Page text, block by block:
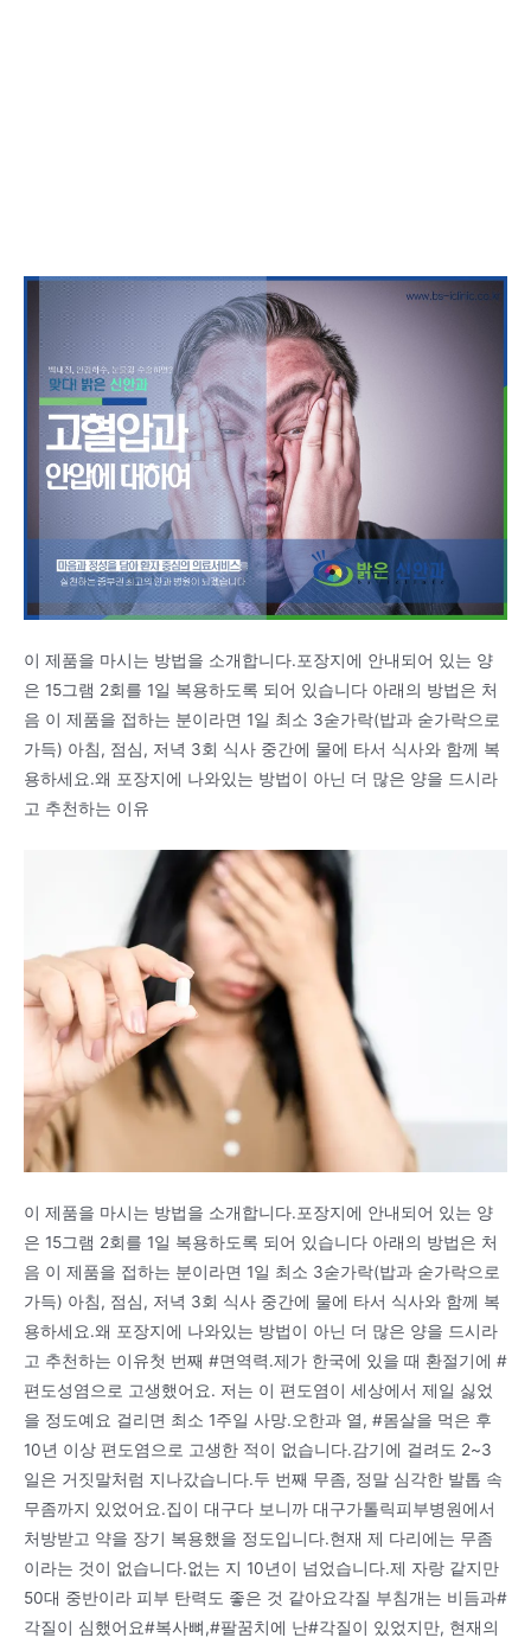
이 제품을 마시는 방법을 소개합니다.포장지에 안내되어 있는 양
은 15그램 2회를 1일 복용하도록 되어 있습니다 아래의 방법은 처
음 이 제품을 접하는 분이라면 1일 최소 3숟가락(밥과 숟가락으로
가득) 아침, 점심, 저녁 3회 식사 중간에 물에 타서 식사와 함께 복
용하세요.왜 포장지에 나와있는 방법이 아닌 더 많은 양을 드시라
고 추천하는 이유
이 제품을 마시는 방법을 소개합니다.포장지에 안내되어 있는 양
은 15그램 2회를 1일 복용하도록 되어 있습니다 아래의 방법은 처
음 이 제품을 접하는 분이라면 1일 최소 3숟가락(밥과 숟가락으로
가득) 아침, 점심, 저녁 3회 식사 중간에 물에 타서 식사와 함께 복
용하세요.왜 포장지에 나와있는 방법이 아닌 더 많은 양을 드시라
고 추천하는 이유첫 번째 #면역력.제가 한국에 있을 때 환절기에 #
편도성염으로 고생했어요. 저는 이 편도염이 세상에서 제일 싫었
을 정도예요 걸리면 최소 1주일 사망.오한과 열, #몸살을 먹은 후
10년 이상 편도염으로 고생한 적이 없습니다.감기에 걸려도 2~3
일은 거짓말처럼 지나갔습니다.두 번째 무좀, 정말 심각한 발톱 속
무좀까지 있었어요.집이 대구다 보니까 대구가톨릭피부병원에서
처방받고 약을 장기 복용했을 정도입니다.현재 제 다리에는 무좀
이라는 것이 없습니다.없는 지 10년이 넘었습니다.제 자랑 같지만
50대 중반이라 피부 탄력도 좋은 것 같아요각질 부침개는 비듬과#
각질이 심했어요#복사뼈,#팔꿈치에 난#각질이 있었지만, 현재의